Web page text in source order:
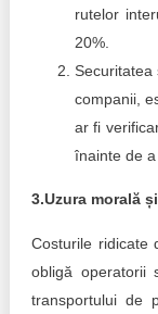
rutelor
20%.
companii,
ar fi
înainte de a
3.Uzura morală
Costurile ridicate
obligă operatorii
transportului de